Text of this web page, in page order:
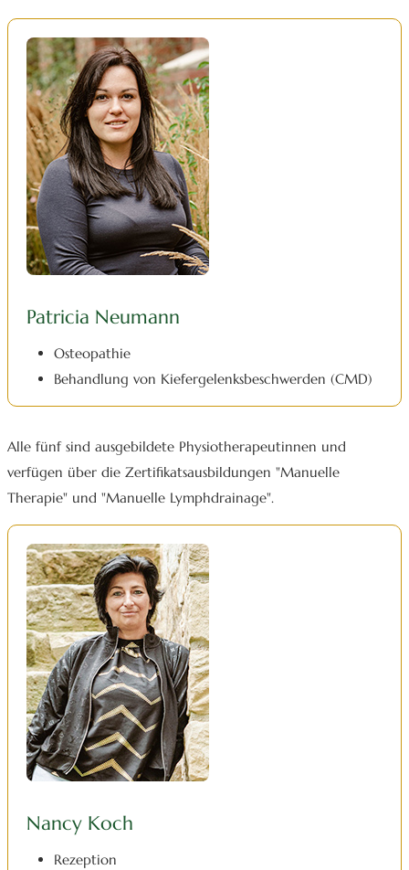
Patricia Neumann
Osteopathie
Behandlung von Kiefergelenksbeschwerden (CMD)
Alle fünf sind ausgebildete Physiotherapeutinnen und
verfügen über die Zertifikatsausbildungen "Manuelle
Therapie" und "Manuelle Lymphdrainage".
Nancy Koch
Rezeption